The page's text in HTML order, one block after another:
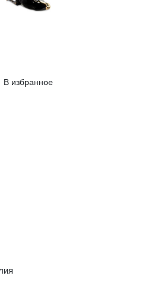
В избранное